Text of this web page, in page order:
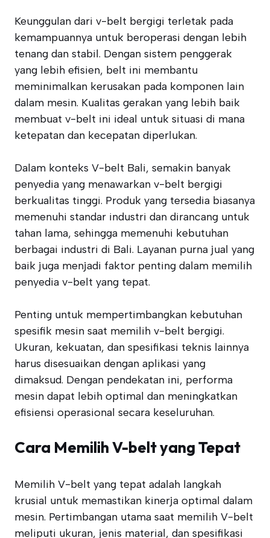
Keunggulan dari v-belt bergigi terletak pada
kemampuannya untuk beroperasi dengan lebih
tenang dan stabil. Dengan sistem penggerak
yang lebih efisien, belt ini membantu
meminimalkan kerusakan pada komponen lain
dalam mesin. Kualitas gerakan yang lebih baik
membuat v-belt ini ideal untuk situasi di mana
ketepatan dan kecepatan diperlukan.
Dalam konteks V-belt Bali, semakin banyak
penyedia yang menawarkan v-belt bergigi
berkualitas tinggi. Produk yang tersedia biasanya
memenuhi standar industri dan dirancang untuk
tahan lama, sehingga memenuhi kebutuhan
berbagai industri di Bali. Layanan purna jual yang
baik juga menjadi faktor penting dalam memilih
penyedia v-belt yang tepat.
Penting untuk mempertimbangkan kebutuhan
spesifik mesin saat memilih v-belt bergigi.
Ukuran, kekuatan, dan spesifikasi teknis lainnya
harus disesuaikan dengan aplikasi yang
dimaksud. Dengan pendekatan ini, performa
mesin dapat lebih optimal dan meningkatkan
efisiensi operasional secara keseluruhan.
Cara Memilih V-belt yang Tepat
Memilih V-belt yang tepat adalah langkah
krusial untuk memastikan kinerja optimal dalam
mesin. Pertimbangan utama saat memilih V-belt
meliputi ukuran, jenis material, dan spesifikasi